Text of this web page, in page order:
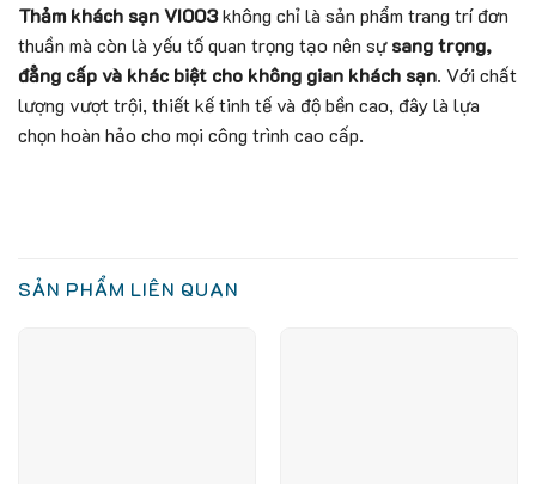
Thảm khách sạn VI003không chỉ là sản phẩm trang trí đơn
thuần mà còn là yếu tố quan trọng tạo nên sựsang trọng,
đẳng cấp và khác biệt cho không gian khách sạn. Với chất
lượng vượt trội, thiết kế tinh tế và độ bền cao, đây là lựa
chọn hoàn hảo cho mọi công trình cao cấp.
SẢN PHẨM LIÊN QUAN